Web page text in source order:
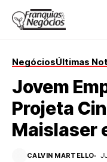
NegóciosÚltimas
Jovem
Projeta
Maislaser
CALVIN MARTELLO